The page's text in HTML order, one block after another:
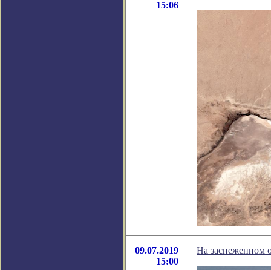
15:06
09.07.2019
15:00
На заснеженном